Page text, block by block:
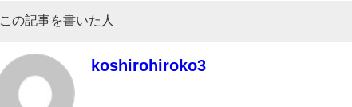
この記事を書いた人
koshirohiroko3